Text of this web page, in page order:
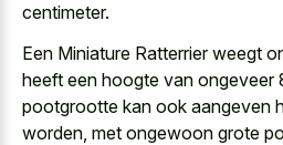
centimeter.
Een Miniature Ratterrier weegt
heeft een hoogte van ongeveer
pootgrootte kan ook aangeven
worden, met ongewoon grote